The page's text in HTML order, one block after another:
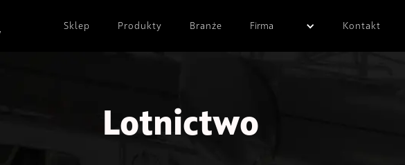
Sklep Produkty Branże Firma Kontakt
Lotnictwo